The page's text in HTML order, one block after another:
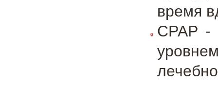
время
CPAP